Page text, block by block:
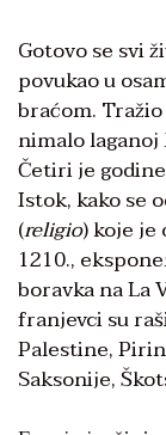
Gotovo se svi
povukao u
braćom.
nimalo
Četiri je
Istok, kako se
(religio) koje je
1210.,
boravka na La
franjevci su
Palestine,
Saksonije,